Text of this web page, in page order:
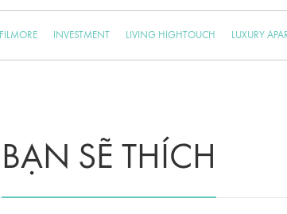
FILMORE INVESTMENT LIVING HIGHTOUCH LUXURY
BẠN SẼ THÍCH